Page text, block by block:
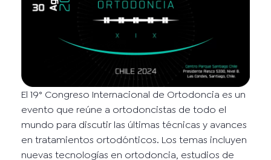
El 19° Congreso Internacional de Ortodoncia es un
evento que reúne a ortodoncistas de todo el
mundo para discutir las últimas técnicas y avances
en tratamientos ortodónticos. Los temas incluyen
nuevas tecnologías en ortodoncia, estudios de